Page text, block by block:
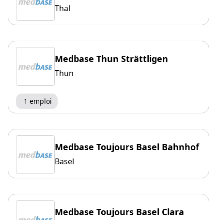
Thal
Medbase Thun Strättligen
Thun
1 emploi
Medbase Toujours Basel Bahnhof
Basel
Medbase Toujours Basel Clara